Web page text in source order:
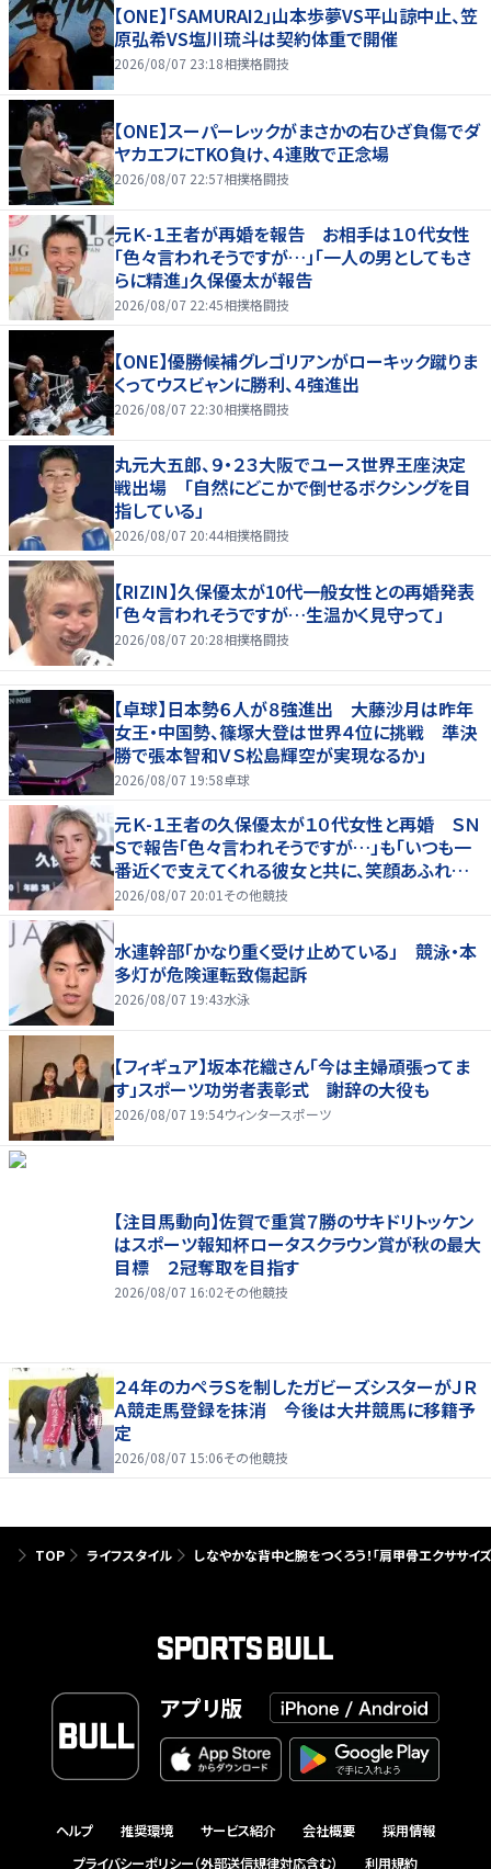
【ONE】「SAMURAI2」山本歩夢VS平山諒中止、笠
原弘希VS塩川琉斗は契約体重で開催
2026/08/07 23:18相撲格闘技
【ONE】スーパーレックがまさかの右ひざ負傷でダ
ヤカエフにTKO負け、４連敗で正念場
2026/08/07 22:57相撲格闘技
元Ｋ-１王者が再婚を報告 お相手は１０代女性
「色々言われそうですが…」「一人の男としてもさ
らに精進」久保優太が報告
2026/08/07 22:45相撲格闘技
【ONE】優勝候補グレゴリアンがローキック蹴りま
くってウスビャンに勝利、４強進出
2026/08/07 22:30相撲格闘技
丸元大五郎、９・２３大阪でユース世界王座決定
戦出場 「自然にどこかで倒せるボクシングを目
指している」
2026/08/07 20:44相撲格闘技
【RIZIN】久保優太が10代一般女性との再婚発表
「色々言われそうですが…生温かく見守って」
2026/08/07 20:28相撲格闘技
【卓球】日本勢６人が８強進出 大藤沙月は昨年
女王・中国勢、篠塚大登は世界４位に挑戦 準決
勝で張本智和ＶＳ松島輝空が実現なるか」
2026/08/07 19:58卓球
元Ｋ-１王者の久保優太が１０代女性と再婚 ＳＮ
Ｓで報告「色々言われそうですが…」も「いつも一
番近くで支えてくれる彼女と共に、笑顔あふれる
家庭を築いていきたい」
2026/08/07 20:01その他競技
水連幹部「かなり重く受け止めている」 競泳・本
多灯が危険運転致傷起訴
2026/08/07 19:43水泳
【フィギュア】坂本花織さん「今は主婦頑張ってま
す」スポーツ功労者表彰式 謝辞の大役も
2026/08/07 19:54ウィンタースポーツ
【注目馬動向】佐賀で重賞７勝のサキドリトッケン
はスポーツ報知杯ロータスクラウン賞が秋の最大
目標 ２冠奪取を目指す
2026/08/07 16:02その他競技
２４年のカペラＳを制したガビーズシスターがＪＲ
Ａ競走馬登録を抹消 今後は大井競馬に移籍予
定
2026/08/07 15:06その他競技
TOP ライフスタイル しなやかな背中と腕をつくろう！「肩甲骨エクササイズ
アプリ版
ヘルプ 推奨環境 サービス紹介 会社概要
採用情報
プライバシーポリシー（外部送信規律対応含む）
利用規約